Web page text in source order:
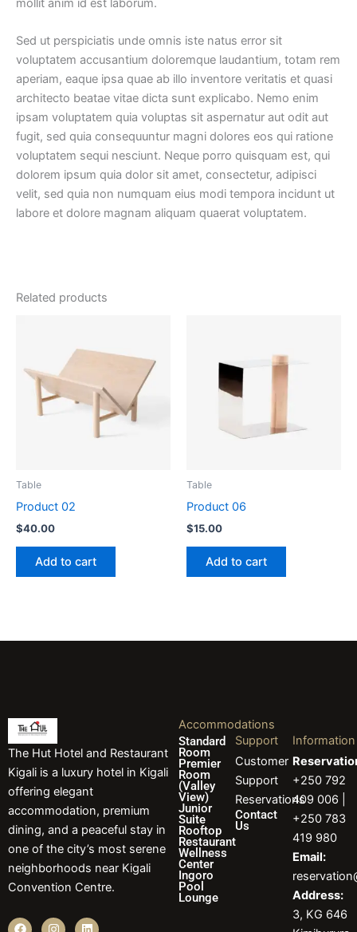
Sed ut perspiciatis unde omnis iste natus error sit
voluptatem accusantium doloremque laudantium, totam rem
aperiam, eaque ipsa quae ab illo inventore veritatis et quasi
architecto beatae vitae dicta sunt explicabo. Nemo enim
ipsam voluptatem quia voluptas sit aspernatur aut odit aut
fugit, sed quia consequuntur magni dolores eos qui ratione
voluptatem sequi nesciunt. Neque porro quisquam est, qui
dolorem ipsum quia dolor sit amet, consectetur, adipisci
velit, sed quia non numquam eius modi tempora incidunt ut
labore et dolore magnam aliquam quaerat voluptatem.
Related products
Table
Product 02
$40.00
Add to cart
Table
Product 06
$15.00
Add to cart
The Hut Hotel and Restaurant
Kigali is a luxury hotel in Kigali
offering elegant
accommodation, premium
dining, and a peaceful stay in
one of the city’s most serene
neighborhoods near Kigali
Convention Centre.
F I L
Accommodations
Standard
Room
Premier
Room
(Valley
View)
Junior
Suite
Rooftop
Restaurant
Wellness
Center
Ingoro
Pool
Lounge
Support
Customer
Support
Reservations
Contact
Us
Information
+250 792
409 006 |
+250 783
419 980
Email:
Address:
3, KG 646